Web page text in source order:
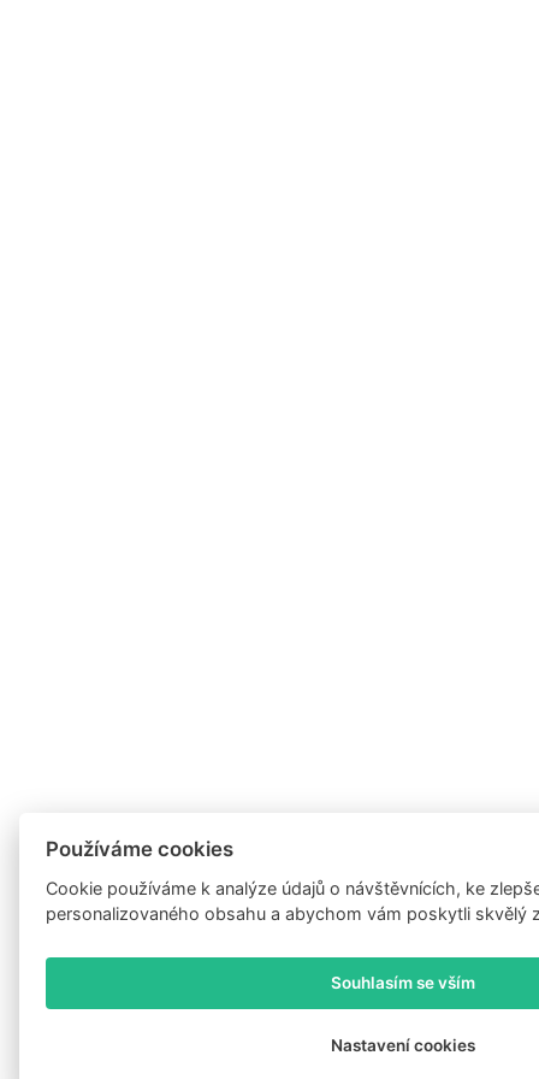
Používáme cookies
Cookie používáme k analýze údajů o návštěvnících, ke
personalizovaného obsahu a abychom vám poskytli skvělý
Souhlasím se vším
Nastavení cookies